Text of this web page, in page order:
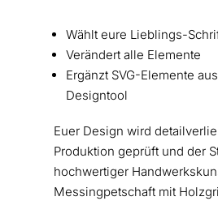
Wählt eure Lieblings-
Verändert alle Elemente
Ergänzt SVG-Elemente
Designtool
Euer Design wird
Produktion geprüft und der
hochwertiger
Messingpetschaft mit